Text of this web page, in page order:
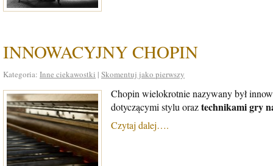
INNOWACYJNY CHOPIN
Kategoria: Inne ciekawostki | Skomentuj jako pierwszy
Chopin wielokrotnie nazywany był
dotyczącymi stylu oraztechnikami gry
Czytaj dalej….